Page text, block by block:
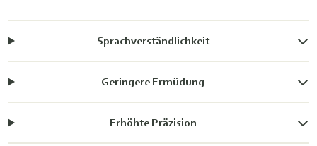
Sprachverständlichkeit
Geringere Ermüdung
Erhöhte Präzision